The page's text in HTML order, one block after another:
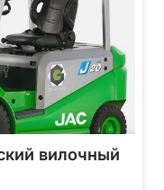
вилочный